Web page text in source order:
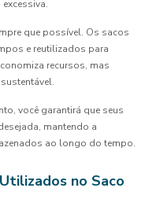
que possível. Os sacos
e reutilizados para
recursos, mas
você garantirá que seus
mantendo a
ao longo do tempo.
no Saco